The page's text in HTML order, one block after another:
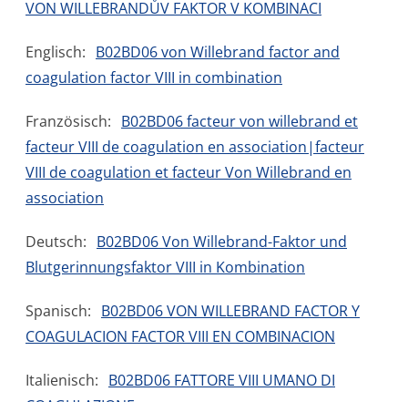
VON WILLEBRANDŮV FAKTOR V KOMBINACI
Englisch: B02BD06 von Willebrand factor and
coagulation factor VIII in combination
Französisch: B02BD06 facteur von willebrand et
facteur VIII de coagulation en association|facteur
VIII de coagulation et facteur Von Willebrand en
association
Deutsch: B02BD06 Von Willebrand-Faktor und
Blutgerinnungsfaktor VIII in Kombination
Spanisch: B02BD06 VON WILLEBRAND FACTOR Y
COAGULACION FACTOR VIII EN COMBINACION
Italienisch: B02BD06 FATTORE VIII UMANO DI